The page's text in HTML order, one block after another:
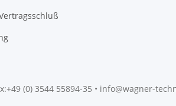
(0) 3544 55894-35 • info@wagner-